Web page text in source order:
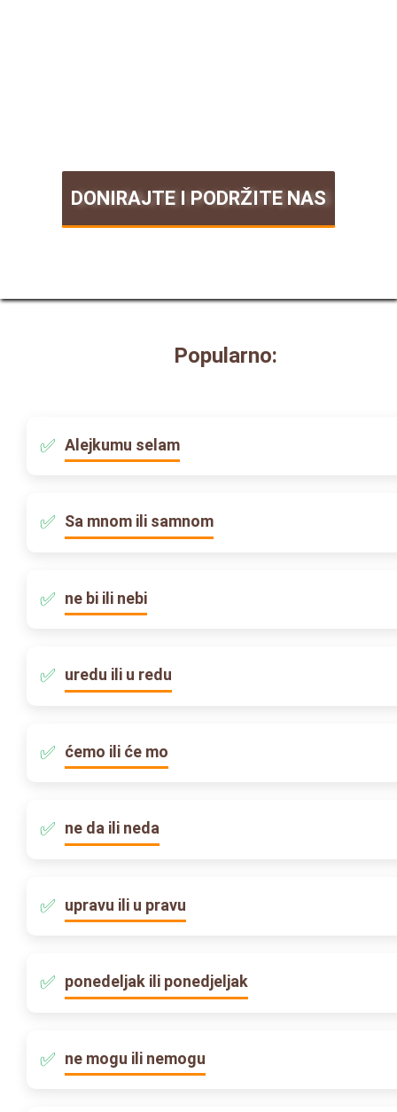
DONIRAJTE I PODRŽITE NAS
Popularno:
Alejkumu selam
Sa mnom ili samnom
ne bi ili nebi
uredu ili u redu
ćemo ili će mo
ne da ili neda
upravu ili u pravu
ponedeljak ili ponedjeljak
ne mogu ili nemogu